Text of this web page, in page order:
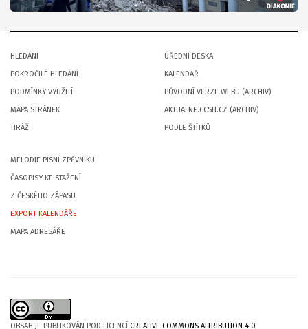
HLEDÁNÍ
POKROČILÉ HLEDÁNÍ
PODMÍNKY VYUŽITÍ
MAPA STRÁNEK
TIRÁŽ
ÚŘEDNÍ DESKA
KALENDÁŘ
PŮVODNÍ VERZE WEBU (ARCHIV)
AKTUALNE.CCSH.CZ (ARCHIV)
PODLE ŠTÍTKŮ
MELODIE PÍSNÍ ZPĚVNÍKU
ČASOPISY KE STAŽENÍ
Z ČESKÉHO ZÁPASU
EXPORT KALENDÁŘE
MAPA ADRESÁŘE
OBSAH JE PUBLIKOVÁN POD LICENCÍ CREATIVE COMMONS ATTRIBUTION 4.0